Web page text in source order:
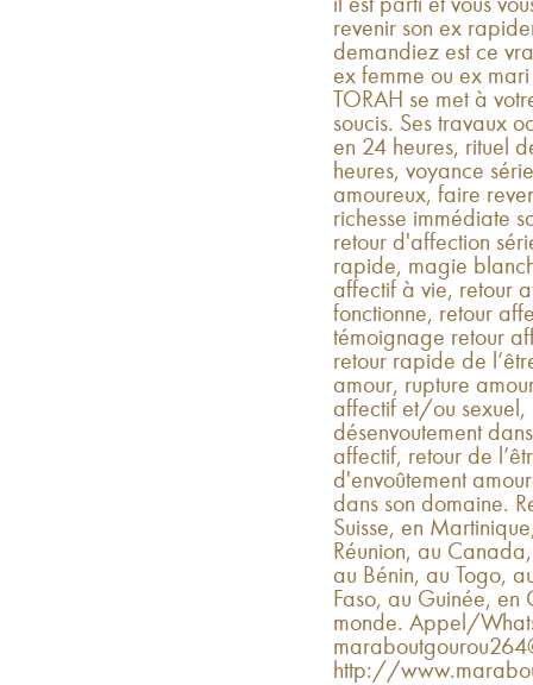
il est parti et vous
revenir son ex
demandiez est ce
ex femme ou ex
TORAH se met à
soucis. Ses travaux
en 24 heures, rituel
heures, voyance
amoureux, faire
richesse immédiate
retour d'affection
rapide, magie
affectif à vie, retour
fonctionne, retour
témoignage retour
retour rapide de
amour, rupture
affectif et/ou sexuel,
désenvoutement
affectif, retour de
d'envoûtement
dans son domaine.
Suisse, en
Réunion, au
au Bénin, au Togo,
Faso, au Guinée, en
monde. Appel/
http://